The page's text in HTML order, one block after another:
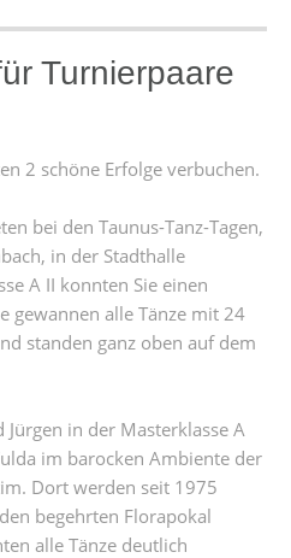
Turnierpaare
2 schöne Erfolge verbuchen.
bei den Taunus-Tanz-Tagen,
in der Stadthalle
A II konnten Sie einen
gewannen alle Tänze mit 24
standen ganz oben auf dem
in der Masterklasse A
im barocken Ambiente der
Dort werden seit 1975
begehrten Florapokal
alle Tänze deutlich